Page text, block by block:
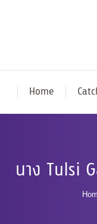
Home
นาง Tulsi